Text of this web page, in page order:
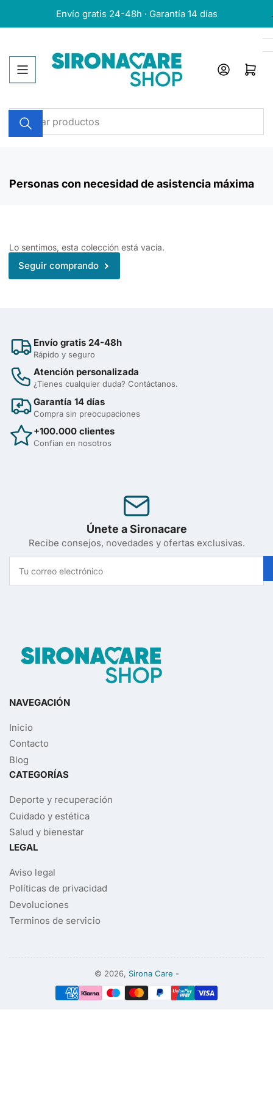
Envío gratis 24-48h · Garantía 14 días
Buscar
productos
Iniciar sesiónAbrir cesta
Personas con necesidad de asistencia máxima
Lo sentimos, esta colección está vacía.
Seguir comprando
Envío gratis 24-48h
Rápido y seguro
Atención personalizada
¿Tienes cualquier duda? Contáctanos.
Garantía 14 días
Compra sin preocupaciones
+100.000 clientes
Confían en nosotros
Únete a Sironacare
Recibe consejos, novedades y ofertas exclusivas.
correo
electrónico
NAVEGACIÓN
Inicio
Contacto
Blog
CATEGORÍAS
Deporte y recuperación
Cuidado y estética
Salud y bienestar
LEGAL
Aviso legal
Políticas de privacidad
Devoluciones
Terminos de servicio
© 2026, Sirona Care -
Modalidades
de